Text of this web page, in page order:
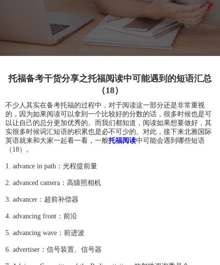
托福备考干货分享之托福阅读中可能遇到的短语汇总
（18）
不少人其实在备考托福的过程中，对于阅读这一部分还是非常重视
的，因为如果阅读可以拿到一个比较好的分数的话，很多时候也是可
以让自己的总分更加优秀的。而我们都知道，阅读如果想要做好，其
实很多时候词汇短语的积累也是必不可少的。对此，接下来北雅国际
英语就来和大家一起看一看，一般托福阅读中可能会遇到哪些短语
（18）。
1. advance in path：光程提前量
2. advanced camera：高级照相机
3. advancer：超前补偿器
4. advancing front：前沿
5. advancing wave：前进波
6. advertiser：信号装置、信号器